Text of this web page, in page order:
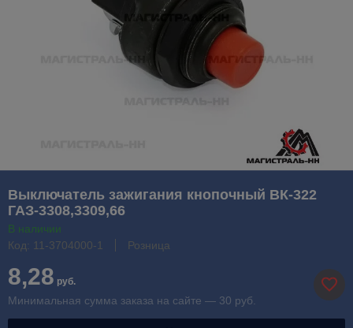
Выключатель зажигания кнопочный ВК-322
ГАЗ-3308,3309,66
В наличии
Код: 11-3704000-1
Розница
8,28 руб.
Минимальная сумма заказа на сайте — 30 руб.